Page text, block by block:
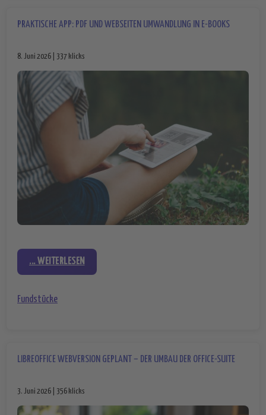
PRAKTISCHE APP: PDF UND WEBSEITEN UMWANDLUNG IN E-BOOKS
8. Juni 2026 | 337 klicks
... WEITERLESEN
Fundstücke
LIBREOFFICE WEBVERSION GEPLANT – DER UMBAU DER OFFICE-SUITE
3. Juni 2026 | 356 klicks